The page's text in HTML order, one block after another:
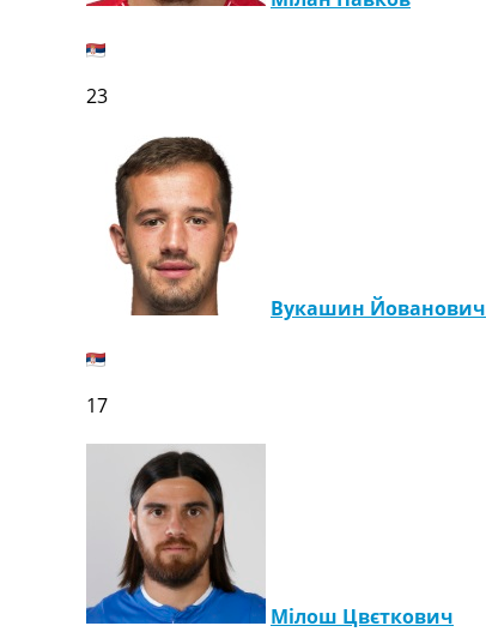
Categories
Головна
Новини футболу
Відео
Новини футболу України
Футбольні трансфери
Останні коментарі
Колективний прогноз
Турніри
Чемпіонат Світу
Україна. Прем’єр-Ліга
Україна. Перша Ліга
Ліга Чемпіонів
Англія. Прем’єр-Ліга
23
Вукашин Йованович
17
Мілош Цвєткович